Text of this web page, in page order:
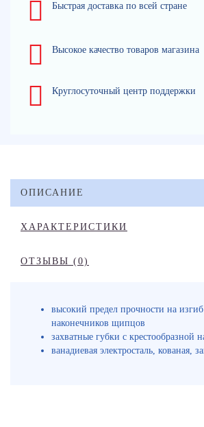
Быстрая доставка по всей стране
Высокое качество товаров магазина
Круглосуточный центр поддержки
ОПИСАНИЕ
ХАРАКТЕРИСТИКИ
ОТЗЫВЫ (0)
высокий предел прочности на
наконечников щипцов
захватные губки с крестообразной
ванадиевая электросталь, кованая,